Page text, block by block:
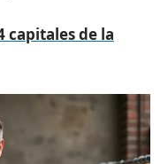
capitales de la